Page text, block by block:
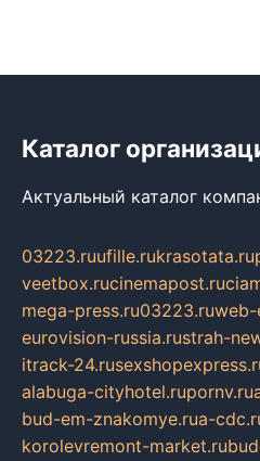
Каталог
Актуальный каталог
03223.ruufille.rukrasotata.ru
veetbox.rucinemapost.ru
mega-press.ru03223.ruweb-
eurovision-russia.rustrah-
itrack-24.ru
alabuga-cityhotel.rupornv.ru
bud-em-znakomye.rua-
korolevremont-market.ru